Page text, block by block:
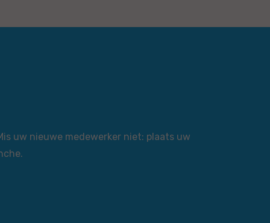
uw nieuwe medewerker niet: plaats uw